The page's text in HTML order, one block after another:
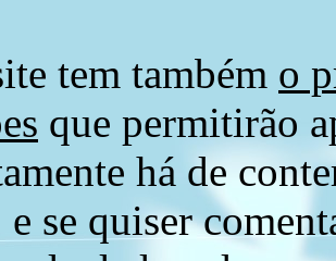
tem também o
que permitirão
há de
se quiser